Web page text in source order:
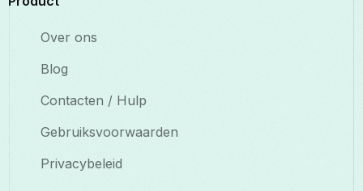
Over ons
Blog
Contacten / Hulp
Gebruiksvoorwaarden
Privacybeleid